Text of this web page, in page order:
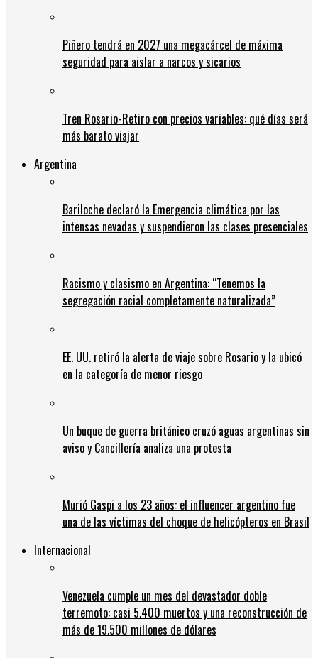
Piñero tendrá en 2027 una megacárcel de máxima
seguridad para aislar a narcos y sicarios
Tren Rosario-Retiro con precios variables: qué días será
más barato viajar
Argentina
Bariloche declaró la Emergencia climática por las
intensas nevadas y suspendieron las clases presenciales
Racismo y clasismo en Argentina: “Tenemos la
segregación racial completamente naturalizada”
EE. UU. retiró la alerta de viaje sobre Rosario y la ubicó
en la categoría de menor riesgo
Un buque de guerra británico cruzó aguas argentinas sin
aviso y Cancillería analiza una protesta
Murió Gaspi a los 23 años: el influencer argentino fue
una de las víctimas del choque de helicópteros en Brasil
Internacional
Venezuela cumple un mes del devastador doble
terremoto: casi 5.400 muertos y una reconstrucción de
más de 19.500 millones de dólares